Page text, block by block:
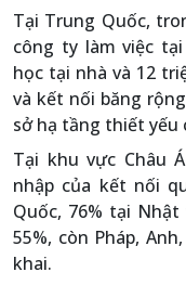
Tại Trung Quốc,
công ty làm việc
học tại nhà và 12
và kết nối băng
sở hạ tầng thiết yếu
Tại khu vực Châu
nhập của kết nối
Quốc, 76% tại
55%, còn Pháp,
khai.